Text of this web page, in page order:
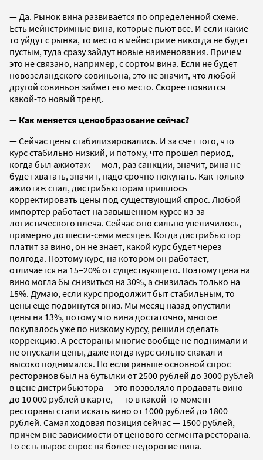
— Да. Рынок вина развивается по определенной схеме.
Есть мейнстримные вина, которые пьют все. И если какие-
то уйдут с рынка, то место в мейнстриме никогда не будет
пустым, туда сразу зайдут новые наименования. Причем
это не связано, например, с сортом вина. Если не будет
новозеландского совиньона, это не значит, что любой
другой совиньон займет его место. Скорее появится
какой-то новый тренд.
— Как меняется ценообразование сейчас?
— Сейчас цены стабилизировались. И за счет того, что
курс стабильно низкий, и потому, что прошел период,
когда был ажиотаж — мол, раз санкции, значит, вина не
будет хватать, значит, надо срочно покупать. Как только
ажиотаж спал, дистрибьюторам пришлось
корректировать цены под существующий спрос. Любой
импортер работает на завышенном курсе из-за
логистического плеча. Сейчас оно сильно увеличилось,
примерно до шести-семи месяцев. Когда дистрибьютор
платит за вино, он не знает, какой курс будет через
полгода. Поэтому курс, на котором он работает,
отличается на 15–20% от существующего. Поэтому цена на
вино могла бы снизиться на 30%, а снизилась только на
15%. Думаю, если курс продолжит быт стабильным, то
цены еще подвинутся вниз. Мы месяц назад опустили
цены на 13%, потому что вина достаточно, многое
покупалось уже по низкому курсу, решили сделать
коррекцию. А рестораны многие вообще не поднимали и
не опускали цены, даже когда курс сильно скакал и
высоко поднимался. Но если раньше основной спрос
ресторанов был на бутылки от 2500 рублей до 3000 рублей
в цене дистрибьютора — это позволяло продавать вино
до 10 000 рублей в карте, — то в какой-то момент
рестораны стали искать вино от 1000 рублей до 1800
рублей. Самая ходовая позиция сейчас — 1500 рублей,
причем вне зависимости от ценового сегмента ресторана.
То есть вырос спрос на более недорогие вина.